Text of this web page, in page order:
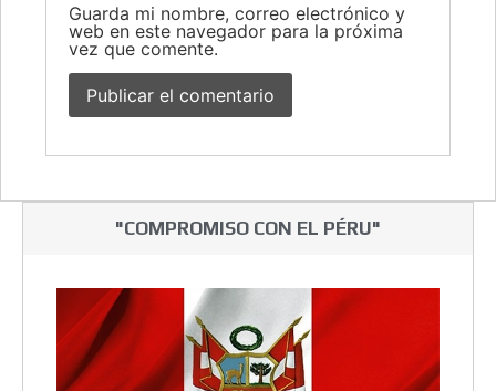
Guarda mi nombre, correo electrónico y
web en este navegador para la próxima
vez que comente.
"COMPROMISO CON EL PÉRU"